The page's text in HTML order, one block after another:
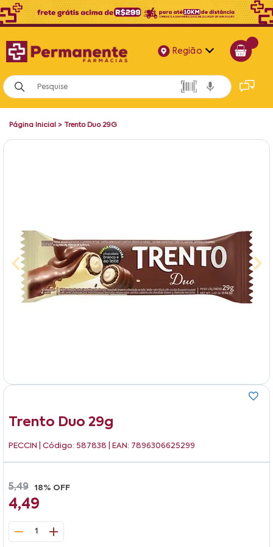
Região
Alagoas
Bahia
Página Inicial > Trento Duo 29G
Trento Duo 29g
PECCIN | Código: 587838 | EAN: 7896306625299
5,49 18% OFF
4,49
1